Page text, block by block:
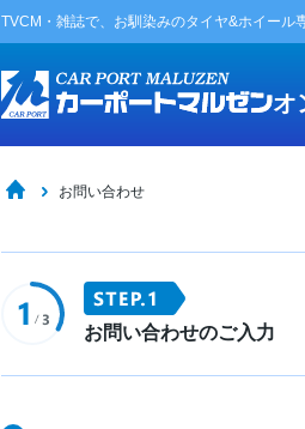
TVCM・雑誌で、お馴染みのタイヤ&ホイール
オ
お問い合わせ
お問い合わせのご入力